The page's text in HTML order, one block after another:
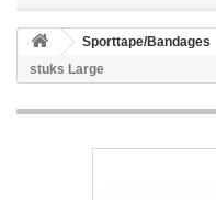
Sporttape/Bandages
stuks Large